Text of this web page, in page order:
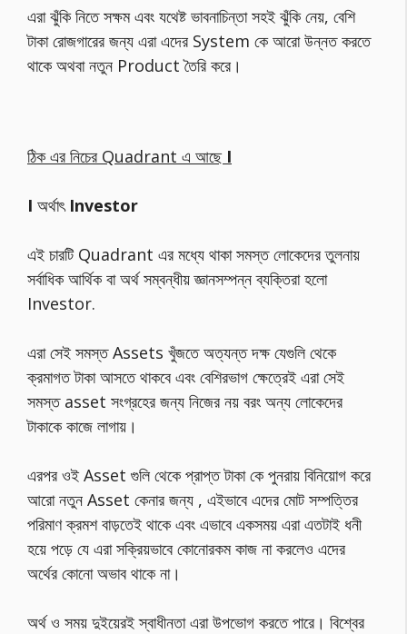
এরা ঝুঁকি নিতে সক্ষম এবং যথেষ্ট ভাবনাচিন্তা সহই ঝুঁকি নেয়, বেশি
টাকা রোজগারের জন্য এরা এদের System কে আরো উন্নত করতে
থাকে অথবা নতুন Product তৈরি করে।
ঠিক এর নিচের Quadrant এ আছে I
I অর্থাৎ Investor
এই চারটি Quadrant এর মধ্যে থাকা সমস্ত লোকেদের তুলনায়
সর্বাধিক আর্থিক বা অর্থ সম্বন্ধীয় জ্ঞানসম্পন্ন ব্যক্তিরা হলো
Investor.
এরা সেই সমস্ত Assets খুঁজতে অত্যন্ত দক্ষ যেগুলি থেকে
ক্রমাগত টাকা আসতে থাকবে এবং বেশিরভাগ ক্ষেত্রেই এরা সেই
সমস্ত asset সংগ্রহের জন্য নিজের নয় বরং অন্য লোকেদের
টাকাকে কাজে লাগায়।
এরপর ওই Asset গুলি থেকে প্রাপ্ত টাকা কে পুনরায় বিনিয়োগ করে
আরো নতুন Asset কেনার জন্য , এইভাবে এদের মোট সম্পত্তির
পরিমাণ ক্রমশ বাড়তেই থাকে এবং এভাবে একসময় এরা এতটাই ধনী
হয়ে পড়ে যে এরা সক্রিয়ভাবে কোনোরকম কাজ না করলেও এদের
অর্থের কোনো অভাব থাকে না।
অর্থ ও সময় দুইয়েরই স্বাধীনতা এরা উপভোগ করতে পারে। বিশ্বের